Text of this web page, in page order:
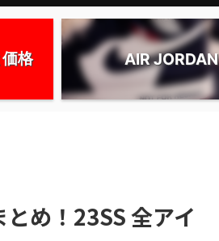
格 AIR JORDAN
め！23SS 全アイ